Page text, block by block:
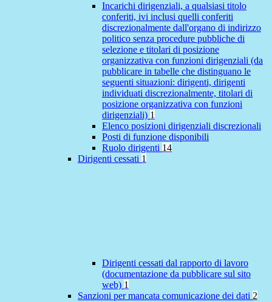
Incarichi dirigenziali, a qualsiasi titolo
conferiti, ivi inclusi quelli conferiti
discrezionalmente dall'organo di indirizzo
politico senza procedure pubbliche di
selezione e titolari di posizione
organizzativa con funzioni dirigenziali (da
pubblicare in tabelle che distinguano le
seguenti situazioni: dirigenti, dirigenti
individuati discrezionalmente, titolari di
posizione organizzativa con funzioni
dirigenziali) 1
Elenco posizioni dirigenziali discrezionali
Posti di funzione disponibili
Ruolo dirigenti 14
Dirigenti cessati 1
Dirigenti cessati dal rapporto di lavoro
(documentazione da pubblicare sul sito
web) 1
Sanzioni per mancata comunicazione dei dati 2